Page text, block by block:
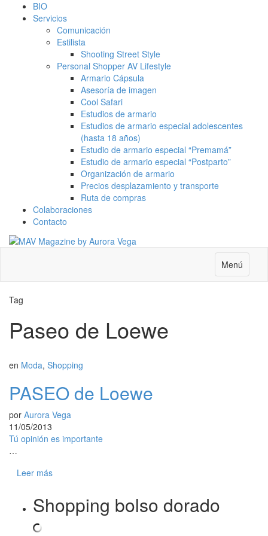
BIO
Servicios
Comunicación
Estilista
Shooting Street Style
Personal Shopper AV Lifestyle
Armario Cápsula
Asesoría de imagen
Cool Safari
Estudios de armario
Estudios de armario especial adolescentes
(hasta 18 años)
Estudio de armario especial “Premamá”
Estudio de armario especial “Postparto”
Organización de armario
Precios desplazamiento y transporte
Ruta de compras
Colaboraciones
Contacto
Menú
Tag
Paseo de Loewe
en Moda, Shopping
PASEO de Loewe
por Aurora Vega
11/05/2013
Tú opinión es importante
…
Leer más
Shopping bolso dorado